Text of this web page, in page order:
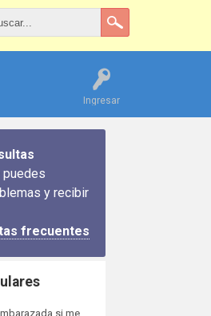
Ingresar
y recibir
frecuentes
si me